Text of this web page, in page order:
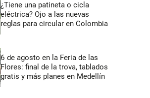
¿Tiene una patineta o cicla
eléctrica? Ojo a las nuevas
reglas para circular en Colombia
6 de agosto en la Feria de las
Flores: final de la trova, tablados
gratis y más planes en Medellín